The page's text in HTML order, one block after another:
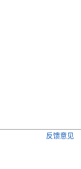
反馈意见